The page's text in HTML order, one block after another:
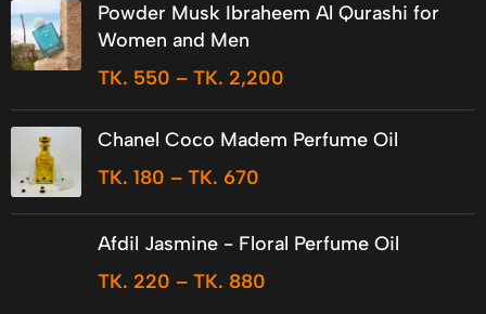
Powder Musk Ibraheem Al Qurashi for
Women and Men
TK. 550 – TK. 2,200
Chanel Coco Madem Perfume Oil
TK. 180 – TK. 670
Afdil Jasmine - Floral Perfume Oil
TK. 220 – TK. 880